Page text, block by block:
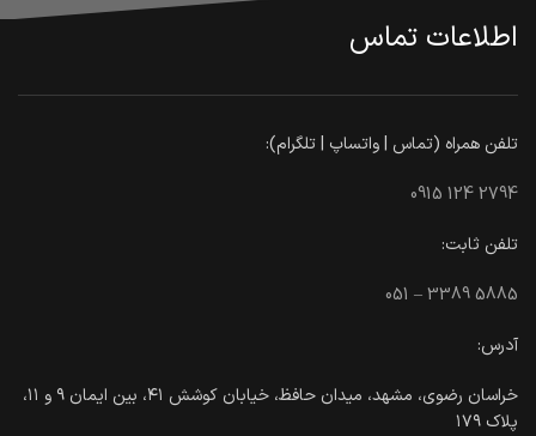
اطلاعات تماس
تلفن همراه (تماس | واتساپ | تلگرام):
0915 124 2794
تلفن ثابت:
051 – 3389 5885
آدرس:
خراسان رضوی، مشهد، میدان حافظ، خیابان کوشش ۴۱، بین ایمان ۹ و ۱۱،
پلاک ۱۷۹